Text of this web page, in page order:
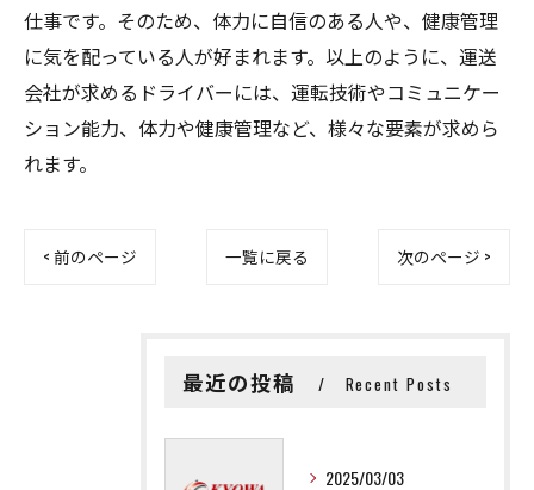
仕事です。そのため、体力に自信のある人や、健康管理
に気を配っている人が好まれます。以上のように、運送
会社が求めるドライバーには、運転技術やコミュニケー
ション能力、体力や健康管理など、様々な要素が求めら
れます。
< 前のページ 一覧に戻る 次のページ >
最近の投稿 Recent Posts
2025/03/03